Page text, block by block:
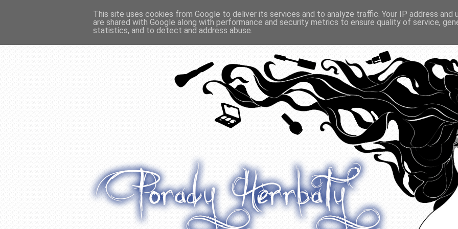
O WŁOSACH RECENZJE WYWIADY O ODŻYWIANIU GADŻETY KONKURSY POLECANE
This site uses cookies from Google to deliver its services and to analyze traffic. Your IP address and
are shared with Google along with performance and security metrics to ensure quality of service,
statistics, and to detect and address abuse.